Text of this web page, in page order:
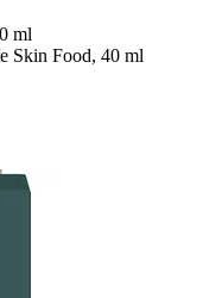
ml
Skin Food, 40 ml